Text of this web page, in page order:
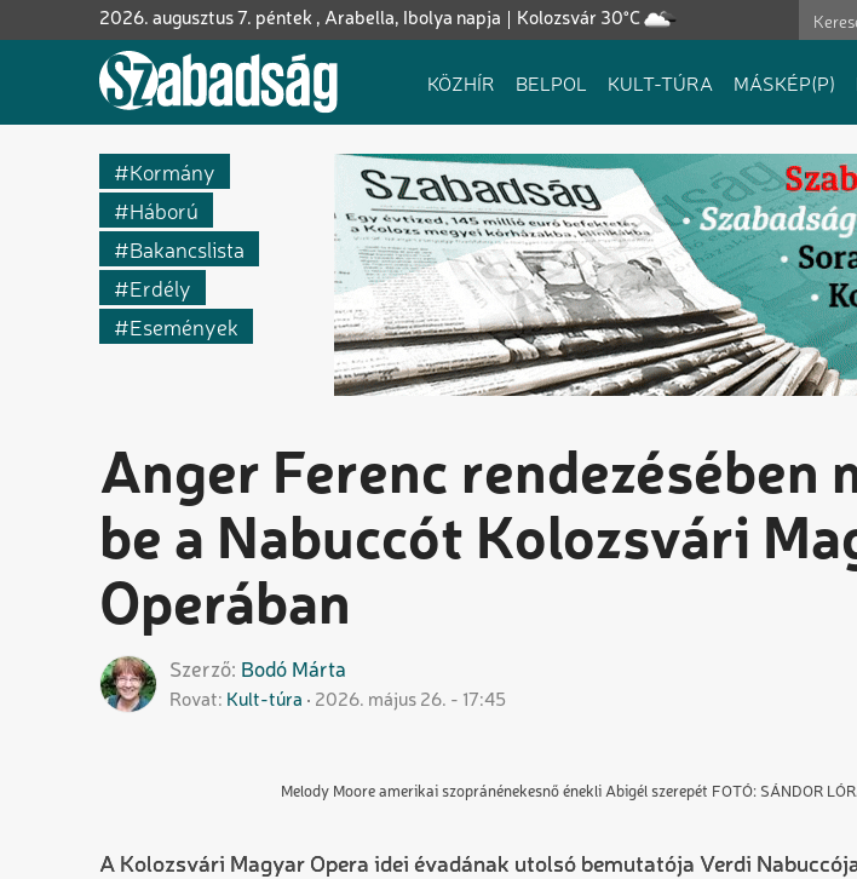
a
Kolozsvár 30°C
2026. augusztus 7. péntek , Arabella, Ibolya napja
Fő
KÖZHÍR BELPOL KULT-TÚRA MÁSKÉP(P)
Kormány
Háború
Bakancslista
Erdély
Események
Anger Ferenc rendezésében
be a Nabuccót Kolozsvári
Operában
Szerző Bodó Márta
Rovat Kult-túra 2026. május 26. - 17:45
Melody Moore amerikai szopránénekesnő énekli Abigél szerepét FOTÓ: SÁNDOR
A Kolozsvári Magyar Opera idei évadának utolsó bemutatója Verdi